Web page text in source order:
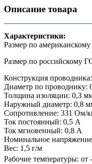
Описание товара
Характеристики:
Размер по
Размер по российскому
Конструкция
Диаметр по проводнику:
Толщина изоляции: 0,3
Наружный диаметр: 0,8
Сопротивление: 331 Ом/
Ток постоянный: 0,5 А
Ток мгновенный: 0,8 А
Номинальное
Вес: 1,5 г/м
Рабочие температуры: от